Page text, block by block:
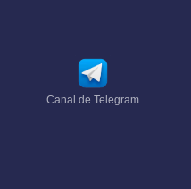
Canal de Telegram